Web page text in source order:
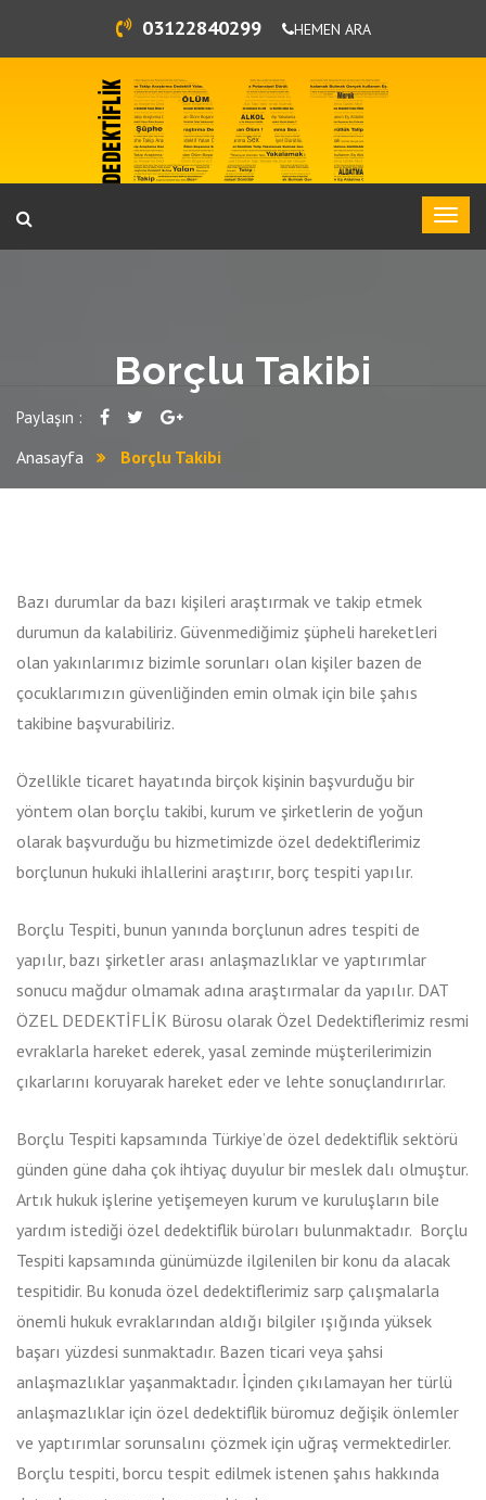
03122840299 HEMEN ARA
Borçlu Takibi
Paylaşın :
Anasayfa Borçlu Takibi
Bazı durumlar da bazı kişileri araştırmak ve takip etmek
durumun da kalabiliriz. Güvenmediğimiz şüpheli hareketleri
olan yakınlarımız bizimle sorunları olan kişiler bazen de
çocuklarımızın güvenliğinden emin olmak için bile şahıs
takibine başvurabiliriz.
Özellikle ticaret hayatında birçok kişinin başvurduğu bir
yöntem olan borçlu takibi, kurum ve şirketlerin de yoğun
olarak başvurduğu bu hizmetimizde özel dedektiflerimiz
borçlunun hukuki ihlallerini araştırır, borç tespiti yapılır.
Borçlu Tespiti, bunun yanında borçlunun adres tespiti de
yapılır, bazı şirketler arası anlaşmazlıklar ve yaptırımlar
sonucu mağdur olmamak adına araştırmalar da yapılır. DAT
ÖZEL DEDEKTİFLİK Bürosu olarak Özel Dedektiflerimiz resmi
evraklarla hareket ederek, yasal zeminde müşterilerimizin
çıkarlarını koruyarak hareket eder ve lehte sonuçlandırırlar.
Borçlu Tespiti kapsamında Türkiye’de özel dedektiflik sektörü
günden güne daha çok ihtiyaç duyulur bir meslek dalı olmuştur.
Artık hukuk işlerine yetişemeyen kurum ve kuruluşların bile
yardım istediği özel dedektiflik büroları bulunmaktadır. Borçlu
Tespiti kapsamında günümüzde ilgilenilen bir konu da alacak
tespitidir. Bu konuda özel dedektiflerimiz sarp çalışmalarla
önemli hukuk evraklarından aldığı bilgiler ışığında yüksek
başarı yüzdesi sunmaktadır. Bazen ticari veya şahsi
anlaşmazlıklar yaşanmaktadır. İçinden çıkılamayan her türlü
anlaşmazlıklar için özel dedektiflik büromuz değişik önlemler
ve yaptırımlar sorunsalını çözmek için uğraş vermektedirler.
Borçlu tespiti, borcu tespit edilmek istenen şahıs hakkında